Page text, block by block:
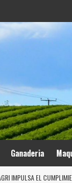
Ganaderia
IMPULSA EL